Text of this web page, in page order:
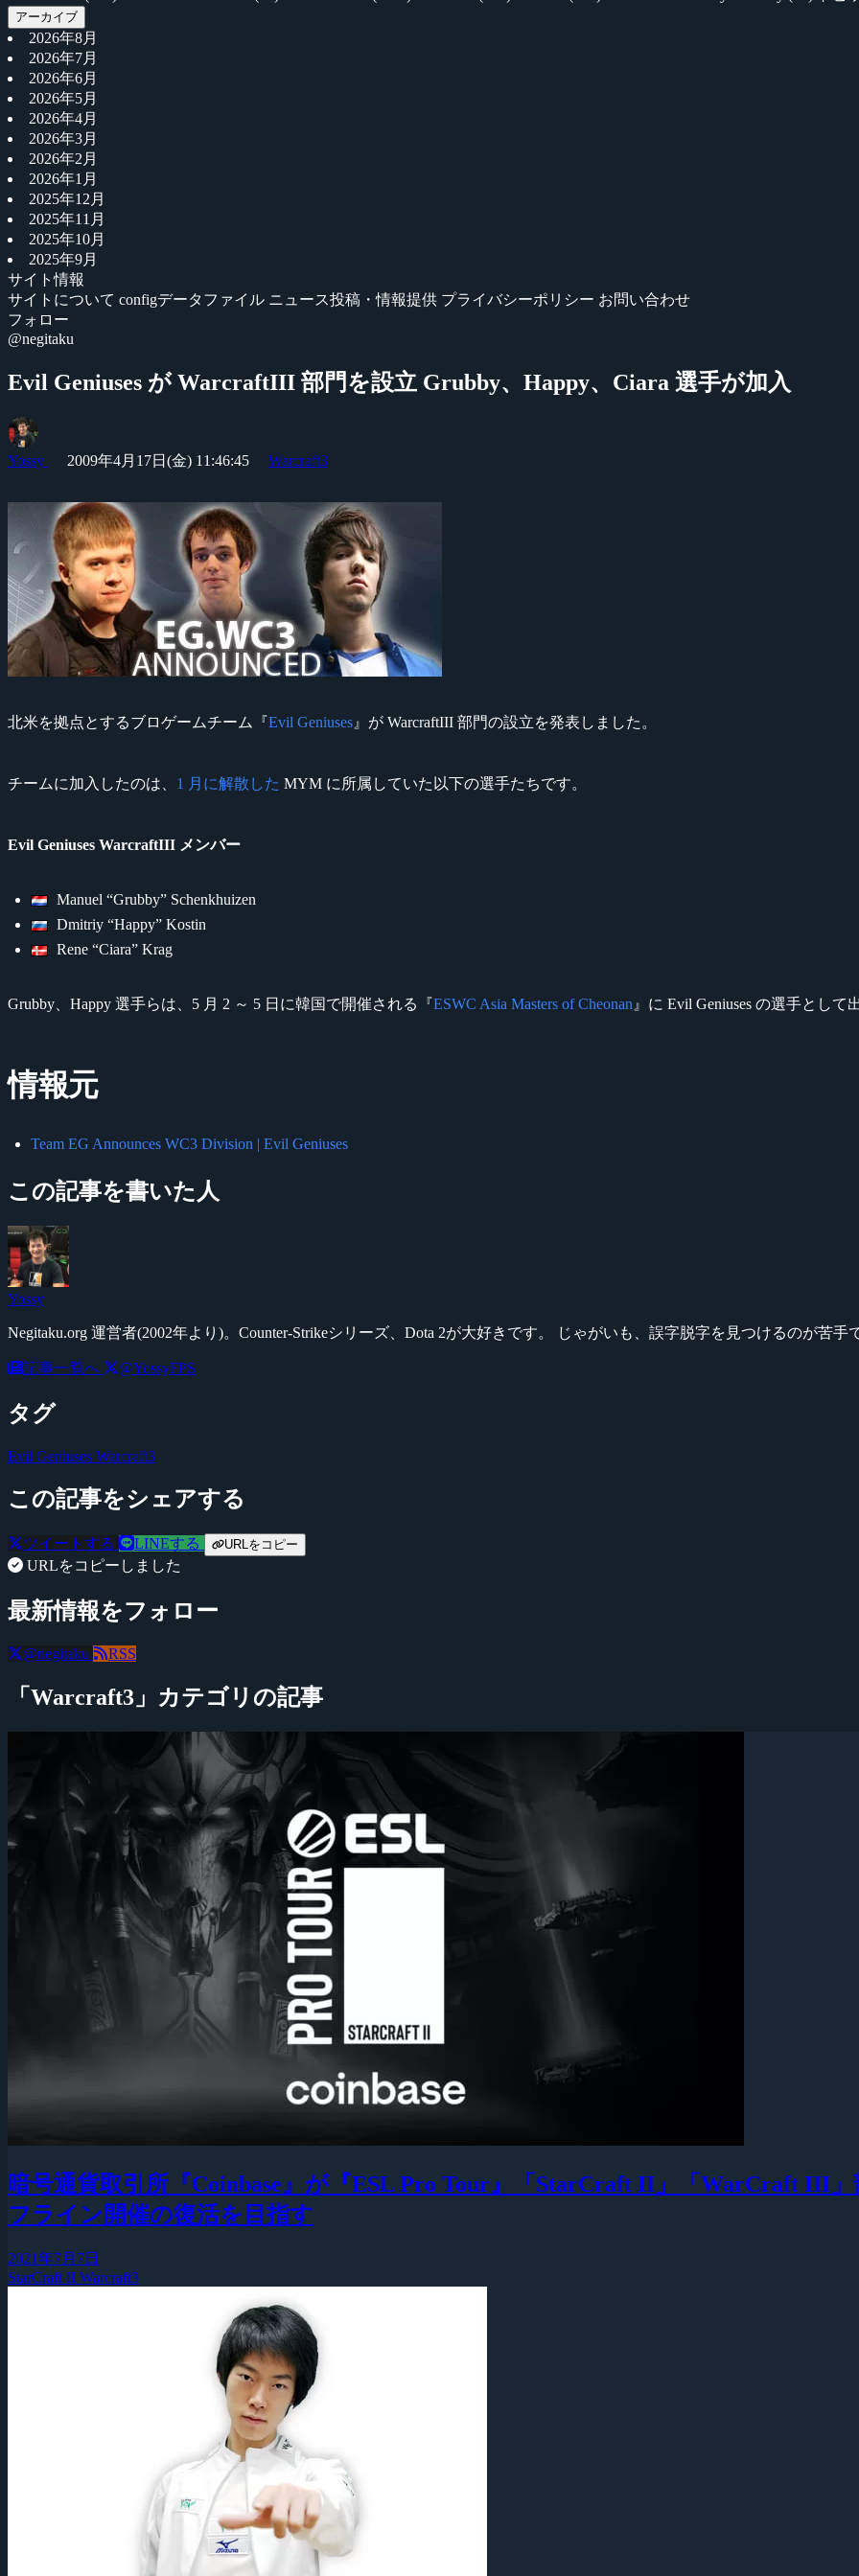
アーカイブ
2026年8月
2026年7月
2026年6月
2026年5月
2026年4月
2026年3月
2026年2月
2026年1月
2025年12月
2025年11月
2025年10月
2025年9月
サイト情報
サイトについて configデータファイル ニュース投稿・情報提供 プライバシーポリシー お問い合わせ
フォロー
@negitaku
Evil Geniuses が WarcraftIII 部門を設立 Grubby、Happy、Ciara 選手が加入
Yossy 2009年4月17日(金) 11:46:45 Warcraft3
北米を拠点とするブロゲームチーム『Evil Geniuses 』が WarcraftIII 部門の設立を発表しました。
チームに加入したのは、 1 月に解散した MYM に所属していた以下の選手たちです。
Evil Geniuses WarcraftIII メンバー
Manuel “Grubby” Schenkhuizen
Dmitriy “Happy” Kostin
Rene “Ciara” Krag
Grubby、Happy 選手らは、5 月 2 ～ 5 日に韓国で開催される『ESWC Asia Masters of Cheonan 』に Evil Geniuses の選手として
情報元
Team EG Announces WC3 Division | Evil Geniuses
この記事を書いた人
Yossy
Negitaku.org 運営者(2002年より)。Counter-Strikeシリーズ、Dota 2が大好きです。 じゃがいも、誤字脱字を見つけるのが苦
記事一覧へ @YossyFPS
タグ
Evil Geniuses Warcraft3
この記事をシェアする
ツイートする LINEする URLをコピー
URLをコピーしました
最新情報をフォロー
@negitaku RSS
「Warcraft3」カテゴリの記事
暗号通貨取引所『Coinbase』が『ESL Pro Tour』「StarCraft II」「WarCraft III
フライン開催の復活を目指す
2021年7月7日
StarCraft II Warcraft3